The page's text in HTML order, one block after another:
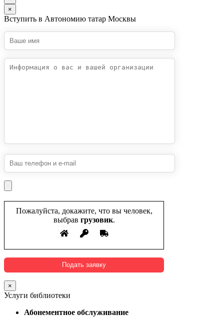
×
Вступить в Автономию татар Москвы
Пожалуйста, докажите, что вы человек,
выбрав грузовик.
×
Услуги библиотеки
Абонементное обслуживание